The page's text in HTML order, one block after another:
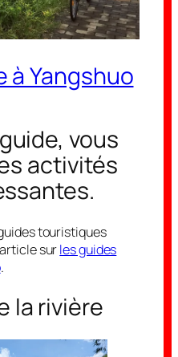
à Yangshuo
vous
activités
touristiques
surles guides
.
la rivière